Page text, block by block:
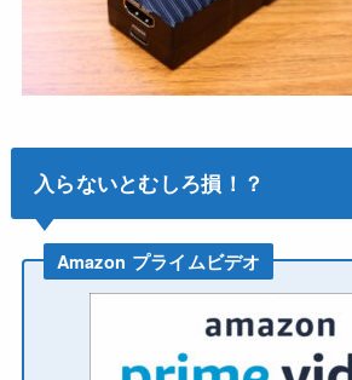
入らないとむしろ損！？
Amazon プライムビデオ